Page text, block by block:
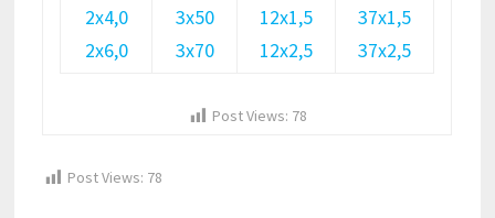
2х4,0
2х6,0
3х50
3х70
12х1,5
12х2,5
37х1,5
37х2,5
Post Views: 78
Post Views: 78